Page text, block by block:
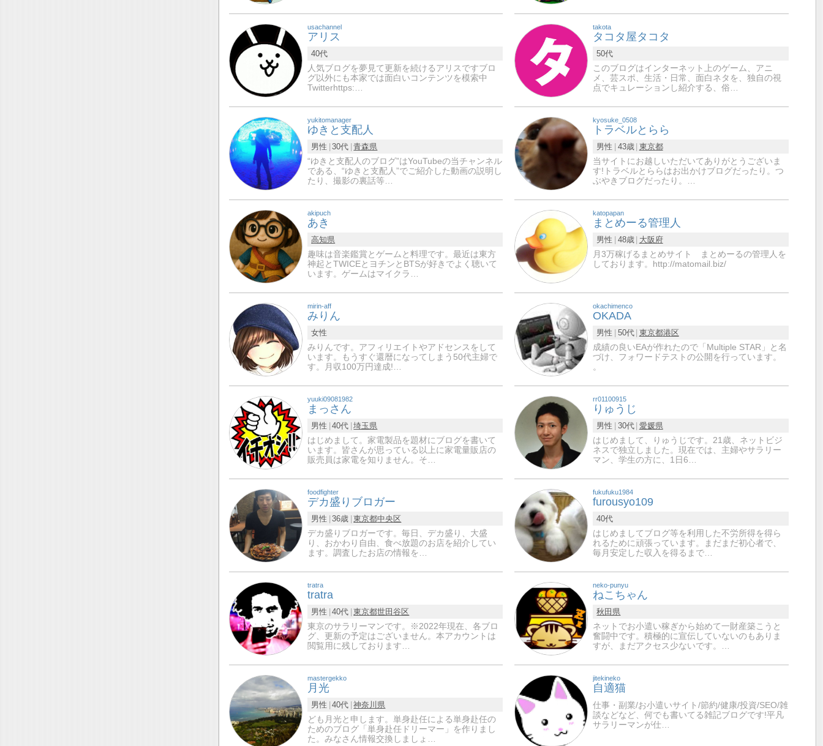
usachannel
アリス
40代
人気ブログを夢見て更新を続けるアリスですブロ
グ以外にも本家では面白いコンテンツを模索中
Twitterhttps:…
takota
タコタ屋タコタ
50代
このブログはインターネット上のゲーム、アニ
メ、芸スポ、生活・日常、面白ネタを、独自の視
点でキュレーションし紹介する、俗…
yukitomanager
ゆきと支配人
男性 30代 青森県
“ゆきと支配人のブログ”はYouTubeの当チャンネル
である、“ゆきと支配人”でご紹介した動画の説明し
たり、撮影の裏話等…
kyosuke_0508
トラベルとらら
男性 43歳 東京都
当サイトにお越しいただいてありがとうございま
す!トラベルとららはお出かけブログだったり。つ
ぶやきブログだったり。…
akipuch
あき
高知県
趣味は音楽鑑賞とゲームと料理です。最近は東方
神起とTWICEとヨチンとBTSが好きでよく聴いて
います。ゲームはマイクラ…
katopapan
まとめーる管理人
男性 48歳
大阪府
月3万稼げるまとめサイト まとめーるの管理人を
しております。http://matomail.biz/
mirin-aff
みりん
女性
みりんです。アフィリエイトやアドセンスをして
います。もうすぐ還暦になってしまう50代主婦で
す。月収100万円達成!…
okachimenco
OKADA
男性 50代 東京都港区
成績の良いEAが作れたので「Multiple STAR」と名
づけ、フォワードテストの公開を行っています。
。
yuuki09081982
まっさん
男性 40代 埼玉県
はじめまして。家電製品を題材にブログを書いて
います。皆さんが思っている以上に家電量販店の
販売員は家電を知りません。そ…
rr01100915
りゅうじ
男性 30代 愛媛県
はじめまして、りゅうじです。21歳、ネットビジ
ネスで独立しました。現在では、主婦やサラリー
マン、学生の方に、1日6…
foodfighter
デカ盛りブロガー
男性 36歳 東京都中央区
デカ盛りブロガーです。毎日、デカ盛り、大盛
り、おかわり自由、食べ放題のお店を紹介してい
ます。調査したお店の情報を…
fukufuku1984
furousyo109
40代
はじめましてブログ等を利用した不労所得を得ら
れるために頑張っています。まだまだ初心者で、
毎月安定した収入を得るまで…
tratra
tratra
男性 40代 東京都世田谷区
東京のサラリーマンです。※2022年現在、各ブロ
グ、更新の予定はございません。本アカウントは
閲覧用に残しております…
neko-punyu
ねこちゃん
秋田県
ネットでお小遣い稼ぎから始めて一財産築こうと
奮闘中です。積極的に宣伝していないのもありま
すが、まだアクセス少ないです。…
mastergekko
月光
男性 40代 神奈川県
ども月光と申します。単身赴任による単身赴任の
ためのブログ「単身赴任ドリーマー」を作りまし
た。みなさん情報交換しましょ…
jitekineko
自適猫
仕事・副業/お小遣いサイト/節約/健康/投資/SEO/雑
談などなど、何でも書いてる雑記ブログです!平凡
サラリーマンが仕…